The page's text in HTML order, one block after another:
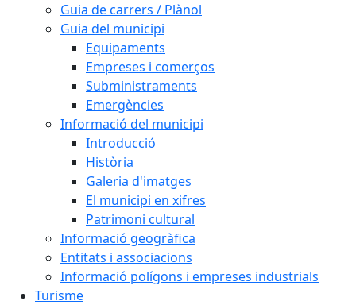
Guia de carrers / Plànol
Guia del municipi
Equipaments
Empreses i comerços
Subministraments
Emergències
Informació del municipi
Introducció
Història
Galeria d'imatges
El municipi en xifres
Patrimoni cultural
Informació geogràfica
Entitats i associacions
Informació polígons i empreses industrials
Turisme